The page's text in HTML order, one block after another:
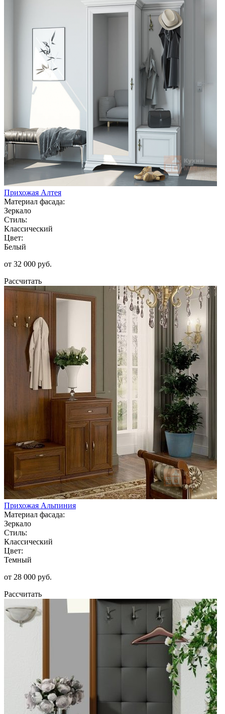
Прихожая Алтея
Материал фасада:
Зеркало
Стиль:
Классический
Цвет:
Белый
от 32 000 руб.
Рассчитать
Прихожая Альпиния
Материал фасада:
Зеркало
Стиль:
Классический
Цвет:
Темный
от 28 000 руб.
Рассчитать